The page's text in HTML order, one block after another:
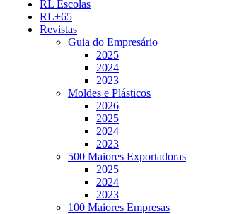
RL Escolas
RL+65
Revistas
Guia do Empresário
2025
2024
2023
Moldes e Plásticos
2026
2025
2024
2023
500 Maiores Exportadoras
2025
2024
2023
100 Maiores Empresas